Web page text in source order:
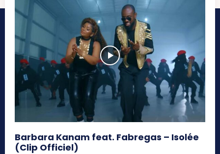
Barbara Kanam feat. Fabregas – Isolée
(Clip Officiel)